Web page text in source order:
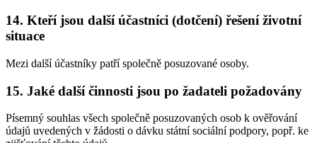
14. Kteří jsou další účastníci (dotčení) řešení životní
situace
Mezi další účastníky patří společně posuzované osoby.
15. Jaké další činnosti jsou po žadateli požadovány
Písemný souhlas všech společně posuzovaných osob k ověřování
údajů uvedených v žádosti o dávku státní sociální podpory, popř. ke